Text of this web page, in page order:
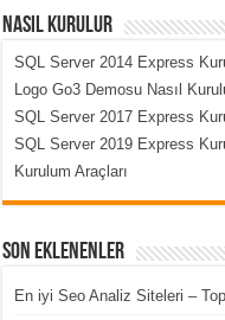
Nasıl Kurulur
SQL Server 2014 Express
Logo Go3 Demosu Nasıl
SQL Server 2017 Express
SQL Server 2019 Express
Kurulum Araçları
Son Eklenenler
En iyi Seo Analiz Siteleri –